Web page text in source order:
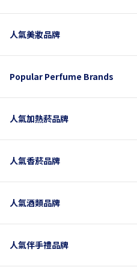
人氣美妝品牌
Popular Perfume Brands
人氣加熱菸品牌
人氣香菸品牌
人氣酒類品牌
人氣伴手禮品牌